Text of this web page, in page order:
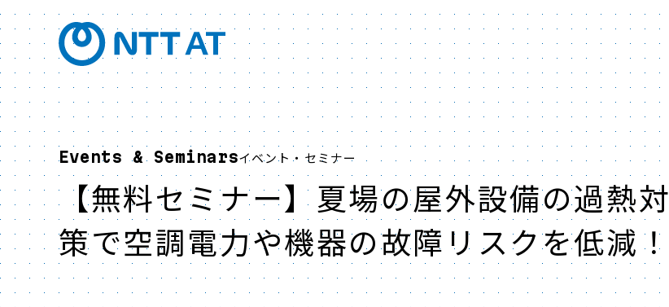
Events & Seminarsイベント・セミナー
【無料セミナー】夏場の屋外設備の過熱対
策で空調電力や機器の故障リスクを低減！